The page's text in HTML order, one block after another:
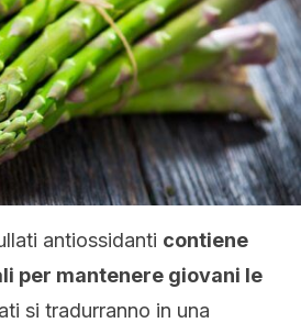
antiossidanti contiene
per mantenere giovani le
si tradurranno in una